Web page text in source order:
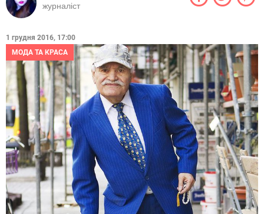
журналіст
1 грудня 2016, 17:00
МОДА ТА КРАСА